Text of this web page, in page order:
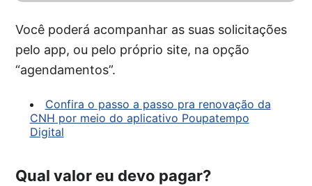
Você poderá acompanhar as suas solicitações
pelo app, ou pelo próprio site, na opção
“agendamentos”.
Confira o passo a passo pra renovação da
CNH por meio do aplicativo Poupatempo
Digital
Qual valor eu devo pagar?